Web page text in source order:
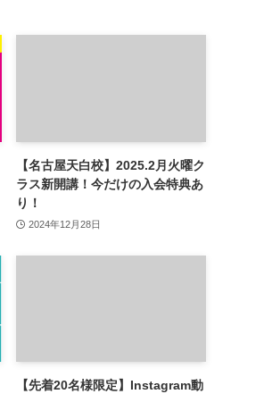
【名古屋天白校】2025.2月火曜ク
ラス新開講！今だけの入会特典あ
り！
2024年12月28日
【先着20名様限定】Instagram動